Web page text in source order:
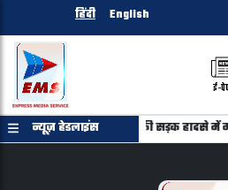
हिंदी English
ई-
न्यूज़ हेडलाइंस
कर गुजरात लौट रहे 6 युवकों की सड़क हादसे में